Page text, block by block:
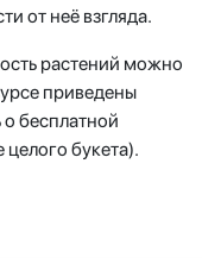
от неё взгляда.
растений можно
приведены
бесплатной
целого букета).